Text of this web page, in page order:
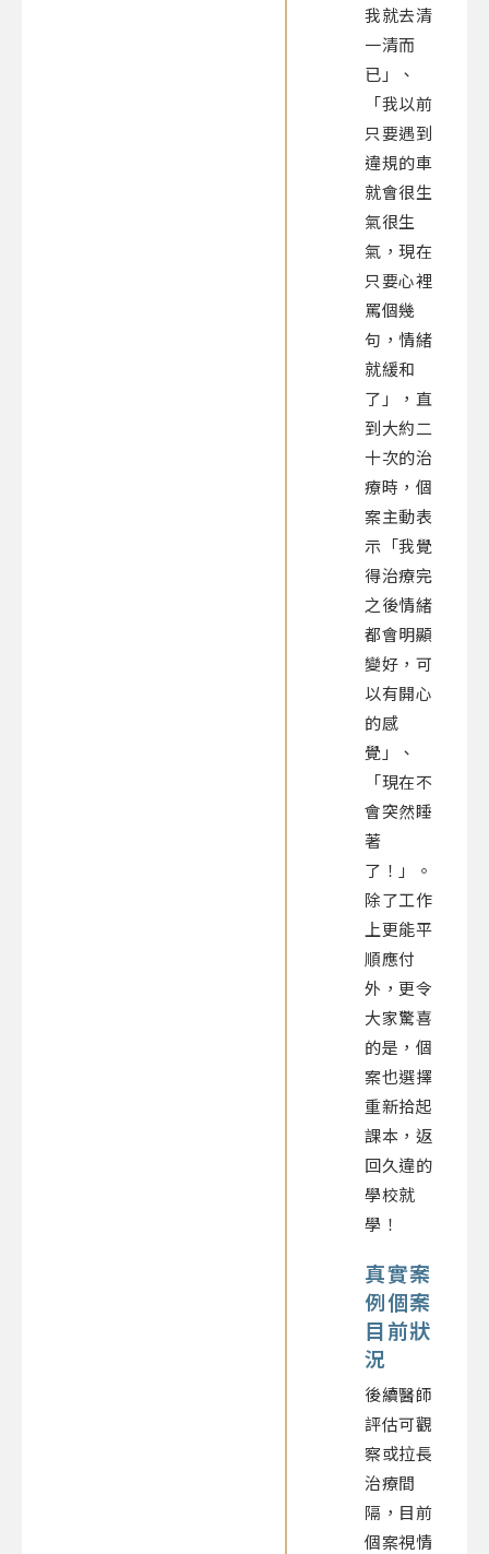
我就去清
一清而
已」、
「我以前
只要遇到
違規的車
就會很生
氣很生
氣，現在
只要心裡
罵個幾
句，情緒
就緩和
了」，直
到大約二
十次的治
療時，個
案主動表
示「我覺
得治療完
之後情緒
都會明顯
變好，可
以有開心
的感
覺」、
「現在不
會突然睡
著
了！」。
除了工作
上更能平
順應付
外，更令
大家驚喜
的是，個
案也選擇
重新拾起
課本，返
回久違的
學校就
學！
真實案
例個案
目前狀
況
後續醫師
評估可觀
察或拉長
治療間
隔，目前
個案視情